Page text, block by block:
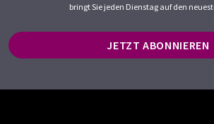
bringt Sie jeden Dienstag auf den
JETZT ABONNIEREN